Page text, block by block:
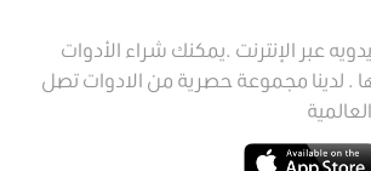
عبر الإنترنت .يمكنك شراء الأدوات
. لدينا مجموعة حصرية من الادوات تصل